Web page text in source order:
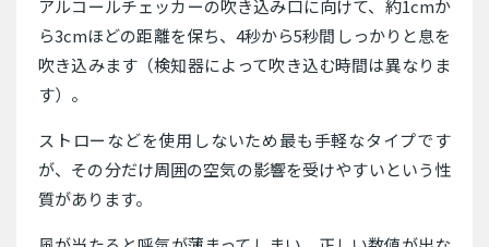
アルコールチェッカーの吹き込み口に向けて、約1cmか
ら3cmほどの距離を保ち、4秒から5秒間しっかりと息を
吹き込みます（検知器によって吹き込む時間は異なりま
す）。
ストローなどを使用しないため最も手軽なタイプです
が、その分だけ周囲の空気の影響を受けやすいという性
質があります。